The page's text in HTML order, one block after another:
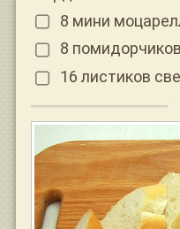
8 мини
8
16 листиков